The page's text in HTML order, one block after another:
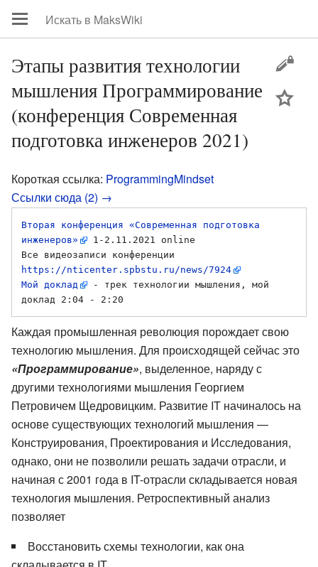
Этапы развития технологии
мышления Программирование
(конференция Современная
подготовка инженеров 2021)
Короткая ссылка: ProgrammingMindset
Ссылки сюда (2) →
Вторая конференция «Современная подготовка
инженеров»
1-2.11.2021 online
https://nticenter.spbstu.ru/news/7924
Мой доклад
- трек технологии мышления, мой
Каждая промышленная революция порождает свою
технологию мышления. Для происходящей сейчас это
«Программирование», выделенное, наряду с
другими технологиями мышления Георгием
Петровичем Щедровицким. Развитие IT начиналось на
основе существующих технологий мышления —
Конструирования, Проектирования и Исследования,
однако, они не позволили решать задачи отрасли, и
начиная с 2001 года в IT-отрасли складывается новая
технология мышления. Ретроспективный анализ
позволяет
Восстановить схемы технологии, как она